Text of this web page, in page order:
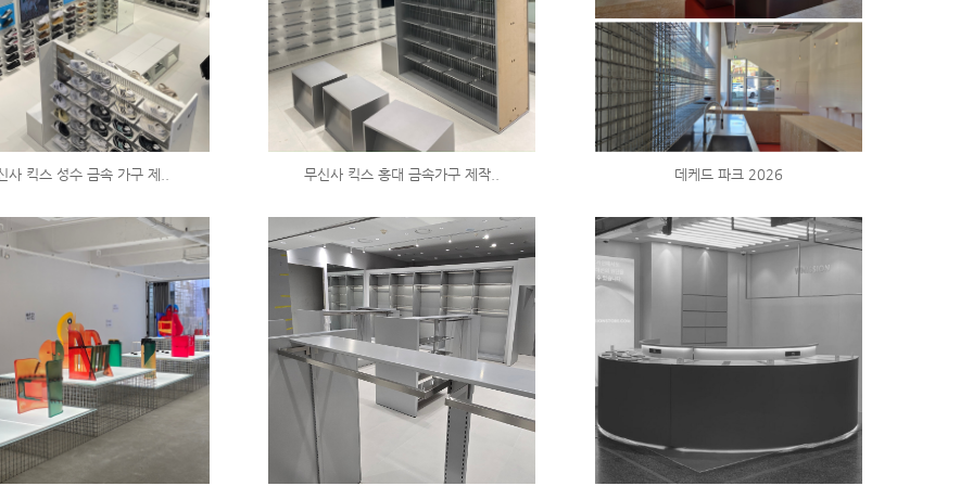
사 킥스 성수 금속 가구 제.. 무신사 킥스 홍대 금속가구 제작.. 데케드 파크 2026